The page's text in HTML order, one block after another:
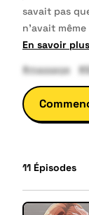
savait pas
n’avait
En savoir plus
#massage
11 Épisodes